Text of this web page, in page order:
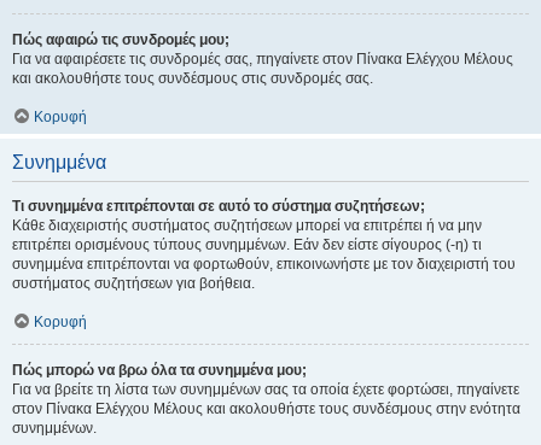
Πώς αφαιρώ τις συνδρομές μου;
Για να αφαιρέσετε τις συνδρομές σας, πηγαίνετε στον Πίνακα Ελέγχου Μέλους
και ακολουθήστε τους συνδέσμους στις συνδρομές σας.
Κορυφή
Συνημμένα
Τι συνημμένα επιτρέπονται σε αυτό το σύστημα συζητήσεων;
Κάθε διαχειριστής συστήματος συζητήσεων μπορεί να επιτρέπει ή να μην
επιτρέπει ορισμένους τύπους συνημμένων. Εάν δεν είστε σίγουρος (-η) τι
συνημμένα επιτρέπονται να φορτωθούν, επικοινωνήστε με τον διαχειριστή του
συστήματος συζητήσεων για βοήθεια.
Κορυφή
Πώς μπορώ να βρω όλα τα συνημμένα μου;
Για να βρείτε τη λίστα των συνημμένων σας τα οποία έχετε φορτώσει, πηγαίνετε
στον Πίνακα Ελέγχου Μέλους και ακολουθήστε τους συνδέσμους στην ενότητα
συνημμένων.